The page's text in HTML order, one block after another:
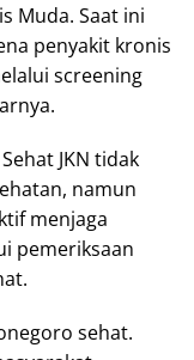
Muda. Saat ini
penyakit kronis
screening
JKN tidak
namun
menjaga
pemeriksaan
sehat.